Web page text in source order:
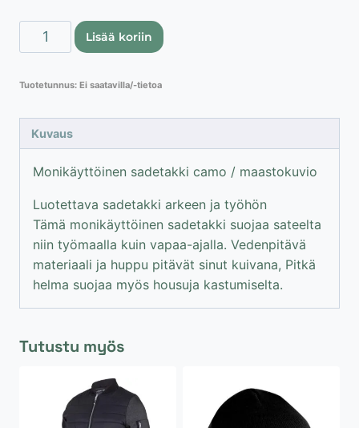
Lahti
Pro
camo
Lisää koriin
Tuotetunnus: Ei saatavilla/-tietoa
Kuvaus
Monikäyttöinen sadetakki camo / maastokuvio
Luotettava sadetakki arkeen ja työhön
Tämä monikäyttöinen sadetakki suojaa sateelta
niin työmaalla kuin vapaa-ajalla. Vedenpitävä
materiaali ja huppu pitävät sinut kuivana, Pitkä
helma suojaa myös housuja kastumiselta.
Tutustu myös